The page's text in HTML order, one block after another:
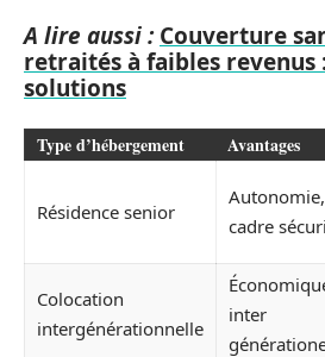
A lire aussi : Couverture
retraités à faibles revenus
solutions
Type d’hébergement Avantages
Résidence senior
Autonomie,
cadre
Colocation
intergénérationnelle
inter